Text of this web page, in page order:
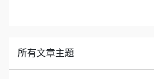
所有文章主題